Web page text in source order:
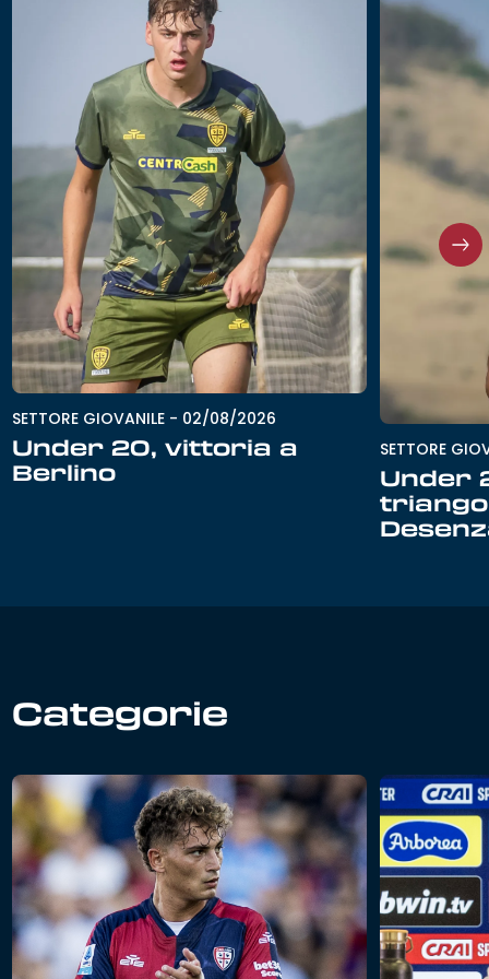
SETTORE GIOVANILE - 02/08/2026
Under 20, vittoria a
Berlino
SETTORE
Under
Categorie